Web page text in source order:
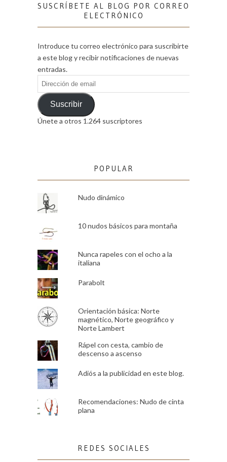
SUSCRÍBETE AL BLOG POR CORREO
ELECTRÓNICO
Introduce tu correo electrónico para suscribirte
a este blog y recibir notificaciones de nuevas
entradas.
Dirección
de
emailSuscribir
Únete a otros 1.264 suscriptores
POPULAR
Nudo dinámico
10 nudos básicos para montaña
Nunca rapeles con el ocho a la
italiana
Parabolt
Orientación básica: Norte
magnético, Norte geográfico y
Norte Lambert
Rápel con cesta, cambio de
descenso a ascenso
Adiós a la publicidad en este blog.
Recomendaciones: Nudo de cinta
plana
REDES SOCIALES